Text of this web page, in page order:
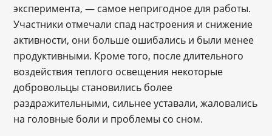
эксперимента, — самое непригодное для работы.
Участники отмечали спад настроения и снижение
активности, они больше ошибались и были менее
продуктивными. Кроме того, после длительного
воздействия теплого освещения некоторые
добровольцы становились более
раздражительными, сильнее уставали, жаловались
на головные боли и проблемы со сном.